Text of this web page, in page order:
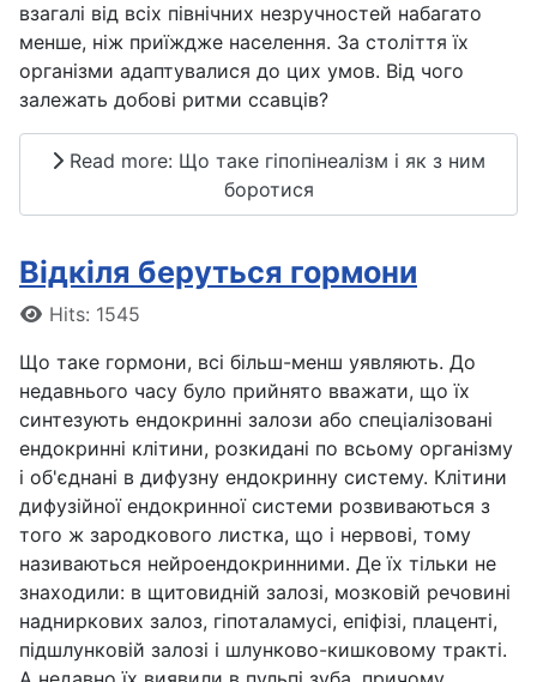
взагалі від всіх північних незручностей набагато
менше, ніж приїждже населення. За століття їх
організми адаптувалися до цих умов. Від чого
залежать добові ритми ссавців?
Read more: Що таке гіпопінеалізм і як з ним
боротися
Відкіля беруться гормони
DetailsHits: 1545
Що таке гормони, всі більш-менш уявляють. До
недавнього часу було прийнято вважати, що їх
синтезують ендокринні залози або спеціалізовані
ендокринні клітини, розкидані по всьому організму
і об'єднані в дифузну ендокринну систему. Клітини
дифузійної ендокринної системи розвиваються з
того ж зародкового листка, що і нервові, тому
називаються нейроендокринними. Де їх тільки не
знаходили: в щитовидній залозі, мозковій речовині
надниркових залоз, гіпоталамусі, епіфізі, плаценті,
підшлунковій залозі і шлунково-кишковому тракті.